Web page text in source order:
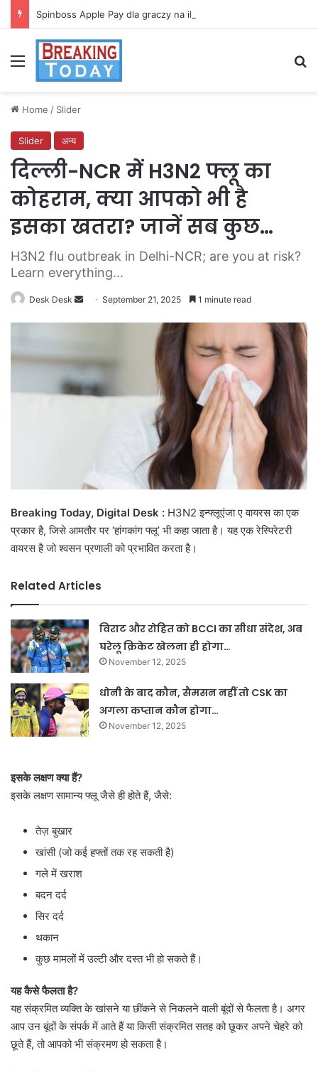
Spinboss Apple Pay dla graczy na iPhone
Menu
Home / Slider
Slider अन्य
दिल्ली-NCR में H3N2 फ्लू का
कोहराम, क्या आपको भी है
इसका खतरा? जानें सब कुछ…
H3N2 flu outbreak in Delhi-NCR; are you at risk?
Learn everything...
Desk Desk
SendSeptember 21, 2025 1 minute read
Breaking Today, Digital Desk : H3N2 इन्फ्लूएंजा ए वायरस का एक
प्रकार है, जिसे आमतौर पर ‘हांगकांग फ्लू’ भी कहा जाता है। यह एक रेस्पिरेटरी
वायरस है जो श्वसन प्रणाली को प्रभावित करता है।
Related Articles
विराट और रोहित को BCCI का सीधा संदेश, अब
घरेलू क्रिकेट खेलना ही होगा…
November 12, 2025
धोनी के बाद कौन, सैमसन नहीं तो CSK का
अगला कप्तान कौन होगा…
November 12, 2025
इसके लक्षण क्या हैं?
इसके लक्षण सामान्य फ्लू जैसे ही होते हैं, जैसे:
तेज़ बुखार
खांसी (जो कई हफ्तों तक रह सकती है)
गले में खराश
बदन दर्द
सिर दर्द
थकान
कुछ मामलों में उल्टी और दस्त भी हो सकते हैं।
यह कैसे फैलता है?
यह संक्रमित व्यक्ति के खांसने या छींकने से निकलने वाली बूंदों से फैलता है। अगर
आप उन बूंदों के संपर्क में आते हैं या किसी संक्रमित सतह को छूकर अपने चेहरे को
छूते हैं, तो आपको भी संक्रमण हो सकता है।